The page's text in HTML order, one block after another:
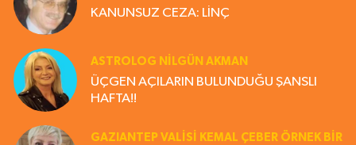
KANUNSUZ CEZA: LİNÇ
ASTROLOG NILGÜN AKMAN
ÜÇGEN AÇILARIN BULUNDUĞU ŞANSLI
HAFTA!!
GAZIANTEP VALISI KEMAL ÇEBER ÖRNEK BİR